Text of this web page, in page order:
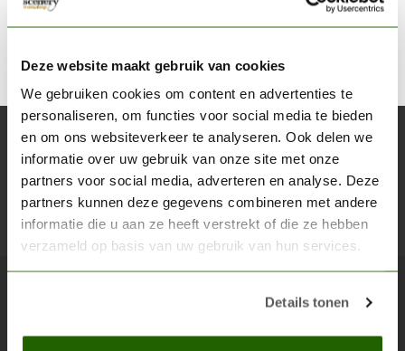
Deze website maakt gebruik van cookies
We gebruiken cookies om content en advertenties te
personaliseren, om functies voor social media te bieden
en om ons websiteverkeer te analyseren. Ook delen we
informatie over uw gebruik van onze site met onze
partners voor social media, adverteren en analyse. Deze
partners kunnen deze gegevens combineren met andere
informatie die u aan ze heeft verstrekt of die ze hebben
verzameld op basis van uw gebruik van hun services.
Details tonen
Abonneer je op onze nieuwsbrief
Blijf op de hoogte over onze laatste acties
Alles voor je miniature wargaming en scenery